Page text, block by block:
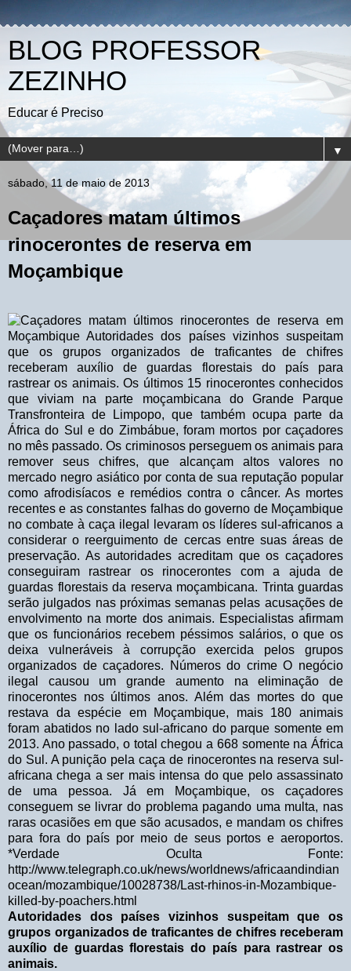
BLOG PROFESSOR
ZEZINHO
Educar é Preciso
▼
sábado, 11 de maio de 2013
Caçadores matam últimos
rinocerontes de reserva em
Moçambique
Autoridades dos países vizinhos suspeitam que os
grupos organizados de traficantes de chifres receberam
auxílio de guardas florestais do país para rastrear os
animais.